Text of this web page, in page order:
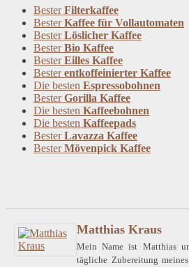
BesterFilterkaffee
BesterKaffee für Vollautomaten
BesterLöslicher Kaffee
BesterBio Kaffee
BesterEilles Kaffee
Besterentkoffeinierter Kaffee
Die besten Espressobohnen
BesterGorilla Kaffee
Die besten Kaffeebohnen
Die besten Kaffeepads
BesterLavazza Kaffee
BesterMövenpick Kaffee
Matthias Kraus
Mein Name ist Matthias
tägliche Zubereitung